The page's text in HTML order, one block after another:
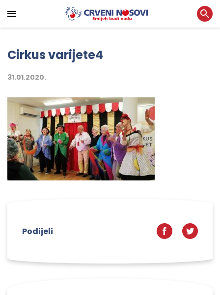
Cirkus varijete4
31.01.2020.
Podijeli